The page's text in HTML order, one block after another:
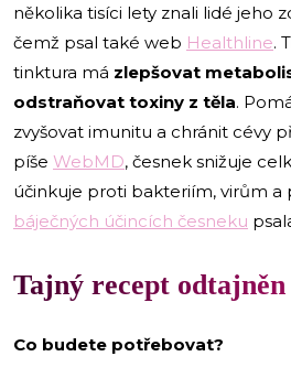
několika tisíci lety znali lidé jeho
čemž psal také web Healthline.
tinktura má zlepšovat
odstraňovat toxiny z těla.
zvyšovat imunitu a chránit cévy
píše WebMD, česnek snižuje
účinkuje proti bakteriím, virům a
báječných účincích česneku
Tajný recept odtajněn
Co budete potřebovat?